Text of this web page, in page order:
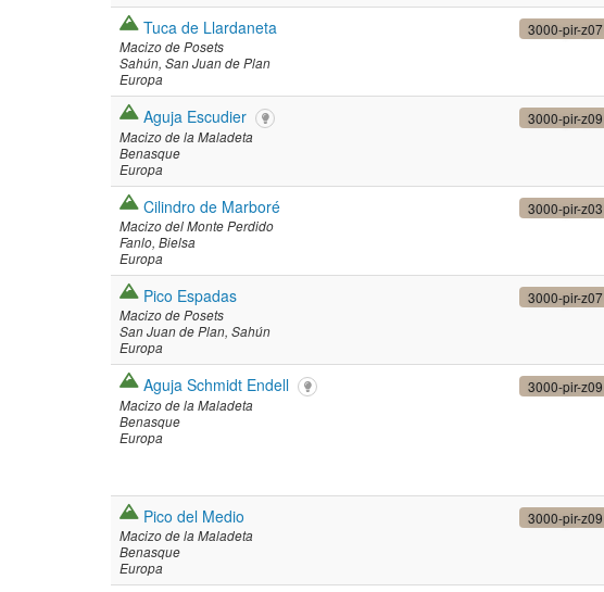
Tuca de Llardaneta
Macizo de Posets
Sahún San Juan de Plan
Europa
3000-pir-z07
Aguja Escudier
Macizo de la Maladeta
Benasque
Europa
3000-pir-z09
Cilindro de Marboré
Macizo del Monte Perdido
Fanlo Bielsa
Europa
3000-pir-z03
Pico Espadas
Macizo de Posets
San Juan de Plan Sahún
Europa
3000-pir-z07
Aguja Schmidt Endell
Macizo de la Maladeta
Benasque
Europa
3000-pir-z09
Pico del Medio
Macizo de la Maladeta
Benasque
Europa
3000-pir-z09